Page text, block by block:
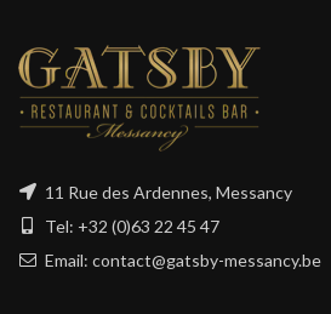
11 Rue des Ardennes, Messancy
Tel: +32 (0)63 22 45 47
Email: contact@gatsby-messancy.be